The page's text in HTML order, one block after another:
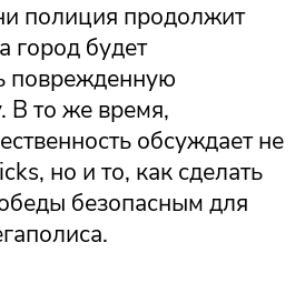
полиция продолжит
город будет
поврежденную
В то же время,
обсуждает не
но и то, как сделать
безопасным для